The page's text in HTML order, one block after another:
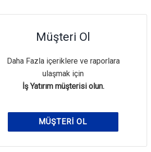
Müşteri Ol
Daha Fazla içeriklere ve raporlara
ulaşmak için
İş Yatırım müşterisi olun.
MÜŞTERI OL